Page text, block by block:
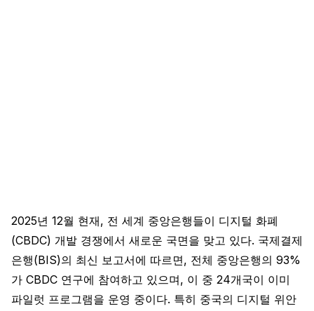
2025년 12월 현재, 전 세계 중앙은행들이 디지털 화폐
(CBDC) 개발 경쟁에서 새로운 국면을 맞고 있다. 국제결제
은행(BIS)의 최신 보고서에 따르면, 전체 중앙은행의 93%
가 CBDC 연구에 참여하고 있으며, 이 중 24개국이 이미
파일럿 프로그램을 운영 중이다. 특히 중국의 디지털 위안